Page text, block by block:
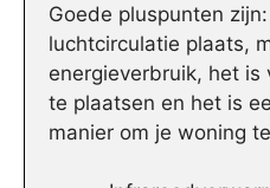
Goede pluspunten
luchtcirculatie plaats,
energieverbruik, het is
te plaatsen en het is
manier om je woning